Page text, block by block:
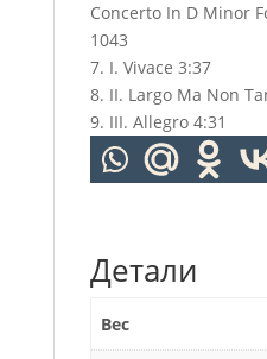
Concerto In D Minor
1043
7. I. Vivace 3:37
8. II. Largo Ma Non
9. III. Allegro 4:31
Детали
Вес